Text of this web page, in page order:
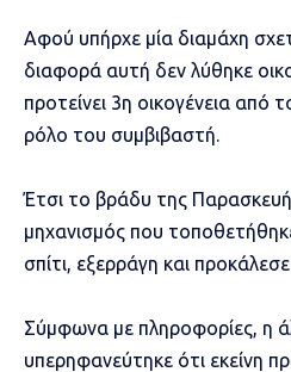
Αφού υπήρχε μία διαμάχη
διαφορά αυτή δεν λύθηκε
προτείνει 3η οικογένεια από
ρόλο του συμβιβαστή.
Έτσι το βράδυ της
μηχανισμός που
σπίτι, εξερράγη και
Σύμφωνα με πληροφορίες, η
υπερηφανεύτηκε ότι εκείνη